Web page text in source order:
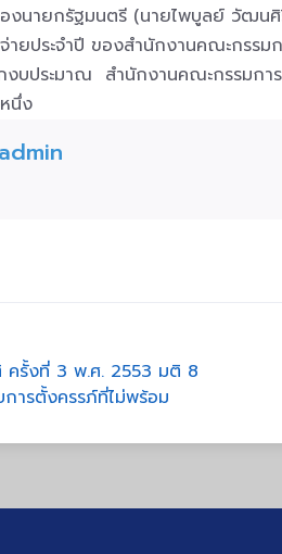
นายกรัฐมนตรี (นายไพบูลย์ วัฒนศิริ
ายประจำปี ของสำนักงานคณะกรร
งบประมาณ สำนักงานคณะกรรมก
นึ่ง
admin
ครั้งที่ 3 พ.ศ. 2553 มติ 8
ารตั้งครรภ์ที่ไม่พร้อม